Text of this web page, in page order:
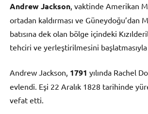
Andrew Jackson , vaktinde Amerikan
ortadan kaldırması ve Güneydoğu’dan
batısına dek olan bölge içindeki
tehciri ve yerleştirilmesini
Andrew Jackson, 1791 yılında Rachel
evlendi. Eşi 22 Aralık 1828 tarihinde
vefat etti.